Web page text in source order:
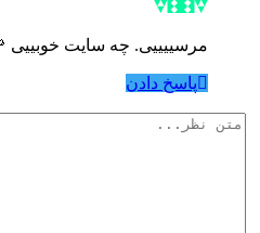
مرسییییی. چه سایت خوبییی
پاسخ دادن